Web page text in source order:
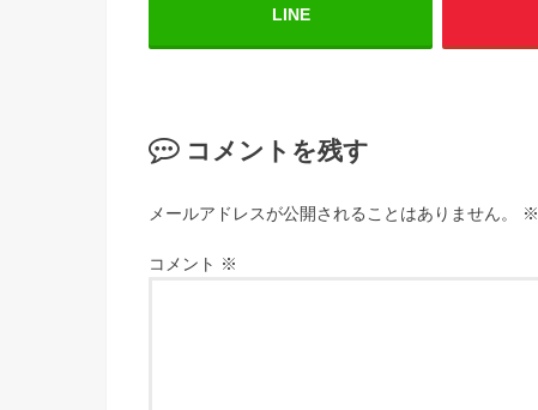
LINE
コメントを残す
メールアドレスが公開されることはありません。 ※
コメント ※